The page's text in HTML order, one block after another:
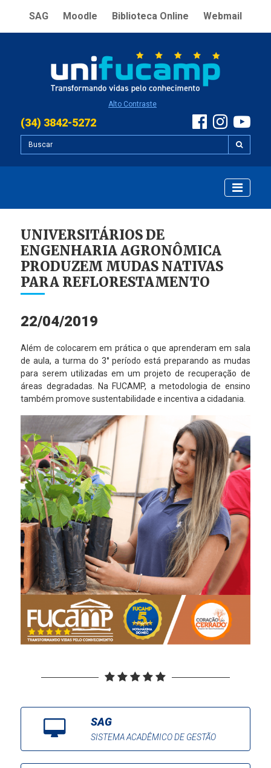
SAG Moodle Biblioteca Online Webmail
Alto Contraste
(34) 3842-5272
UNIVERSITÁRIOS DE
ENGENHARIA AGRONÔMICA
PRODUZEM MUDAS NATIVAS
PARA REFLORESTAMENTO
22/04/2019
Além de colocarem em prática o que aprenderam em sala
de aula, a turma do 3° período está preparando as mudas
para serem utilizadas em um projeto de recuperação de
áreas degradadas. Na FUCAMP, a metodologia de ensino
também promove sustentabilidade e incentiva a cidadania.
SAG
SISTEMA ACADÊMICO DE GESTÃO